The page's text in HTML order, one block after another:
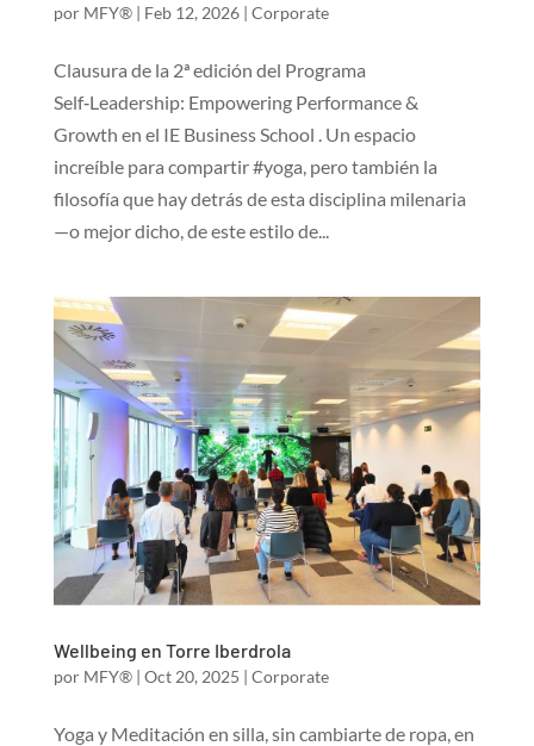
por MFY®| Feb 12, 2026| Corporate
Clausura de la 2ª edición del Programa
Self‑Leadership: Empowering Performance &
Growth en el IE Business School . Un espacio
increíble para compartir #yoga, pero también la
filosofía que hay detrás de esta disciplina milenaria
—o mejor dicho, de este estilo de...
Wellbeing en Torre Iberdrola
por MFY®| Oct 20, 2025 | Corporate
Yoga y Meditación en silla, sin cambiarte de ropa, en